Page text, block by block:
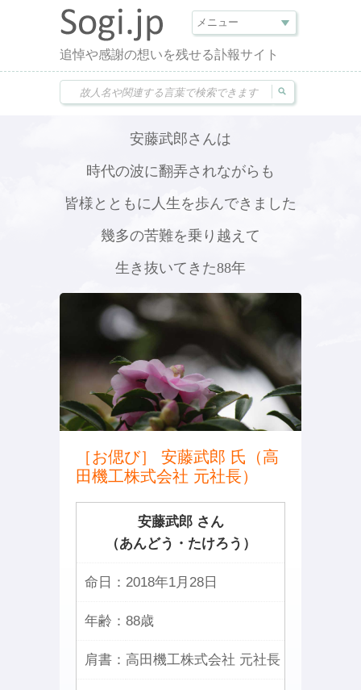
追悼や感謝の想いを残せる訃報サイト
安藤武郎さんは
時代の波に翻弄されながらも
皆様とともに人生を歩んできました
幾多の苦難を乗り越えて
生き抜いてきた88年
［お偲び］ 安藤武郎 氏（高
田機工株式会社 元社長）
安藤武郎 さん
（あんどう・たけろう）
命日： 2018年1月28日
年齢： 88歳
肩書： 高田機工株式会社 元社長